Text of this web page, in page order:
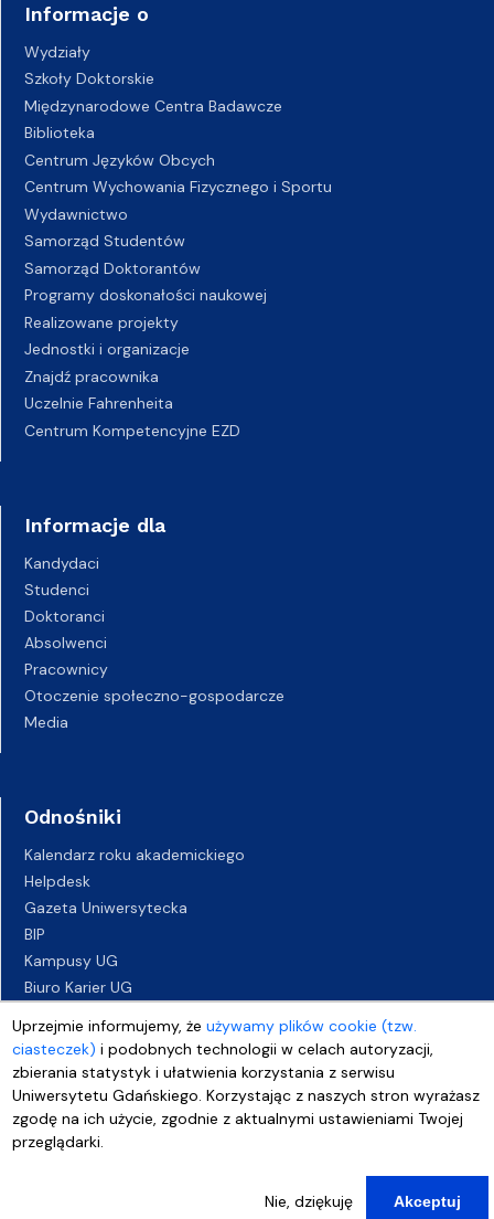
Uprzejmie informujemy, żeużywamy plików cookie (tzw.
ciasteczek) i podobnych technologii w celach autoryzacji,
zbierania statystyk i ułatwienia korzystania z serwisu
Uniwersytetu Gdańskiego. Korzystając z naszych stron wyrażasz
zgodę na ich użycie, zgodnie z aktualnymi ustawieniami Twojej
przeglądarki.
Nie, dziękuję Akceptuj
Informacje o
Wydziały
Szkoły Doktorskie
Międzynarodowe Centra Badawcze
Biblioteka
Centrum Języków Obcych
Centrum Wychowania Fizycznego i Sportu
Wydawnictwo
Samorząd Studentów
Samorząd Doktorantów
Programy doskonałości naukowej
Realizowane projekty
Jednostki i organizacje
Znajdź pracownika
Uczelnie Fahrenheita
Centrum Kompetencyjne EZD
Informacje dla
Kandydaci
Studenci
Doktoranci
Absolwenci
Pracownicy
Otoczenie społeczno-gospodarcze
Media
Odnośniki
Kalendarz roku akademickiego
Helpdesk
Gazeta Uniwersytecka
BIP
Kampusy UG
Biuro Karier UG
Deklaracja dostępności